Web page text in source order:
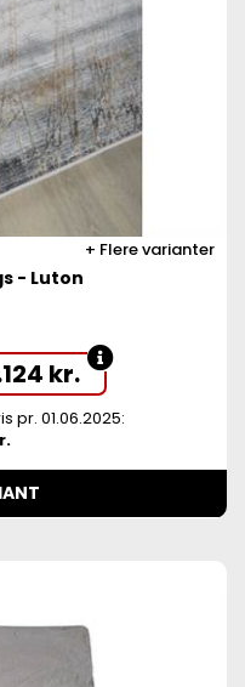
Flere varianter
- Luton
kr.
pr. 01.06.2025: